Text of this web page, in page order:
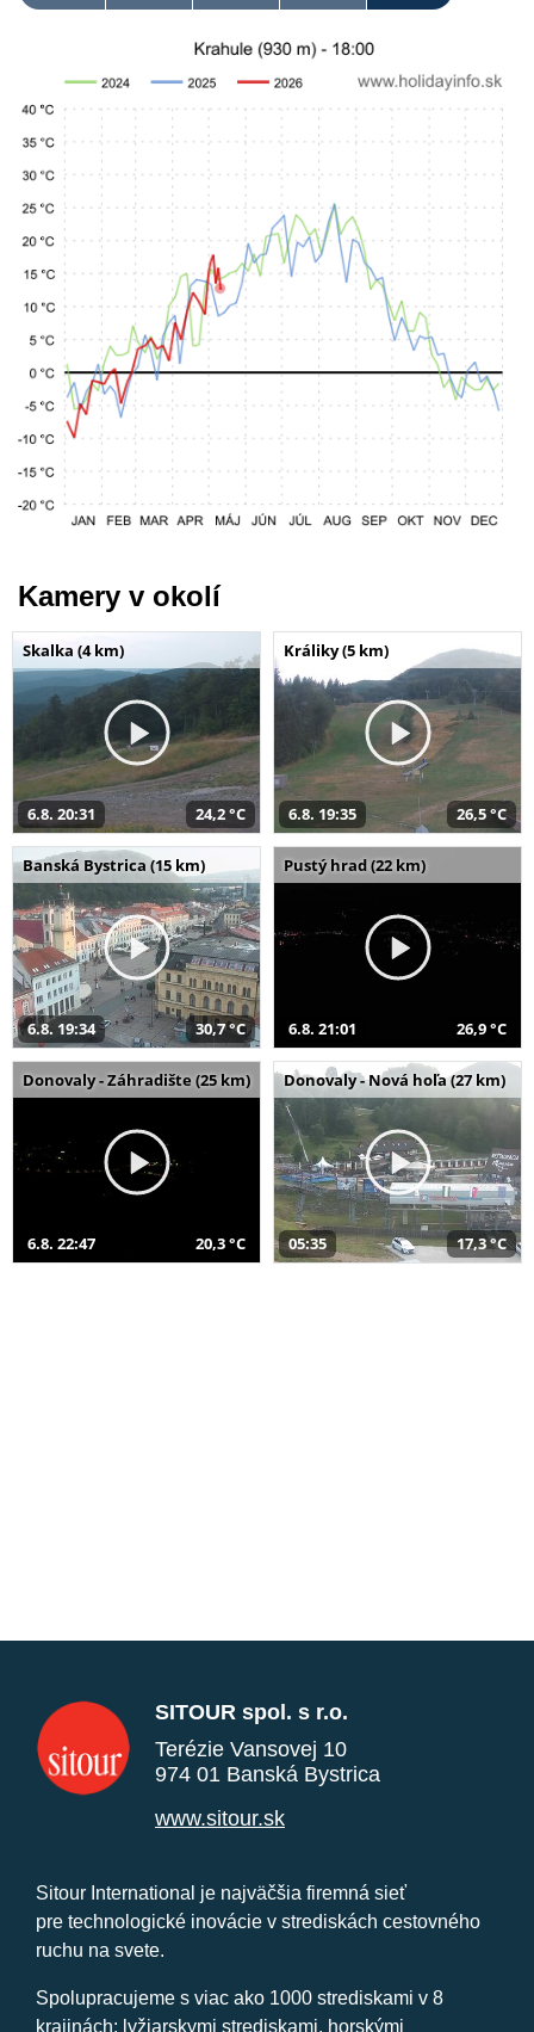
Kamery v okolí
Skalka (4 km)
6.8. 20:31 24,2 °C
Králiky (5 km)
6.8. 19:35 26,5 °C
Banská Bystrica (15 km)
6.8. 19:34 30,7 °C
Pustý hrad (22 km)
6.8. 21:01 26,9 °C
Donovaly - Záhradište (25 km)
6.8. 22:47 20,3 °C
Donovaly - Nová hoľa (27 km)
05:35 17,3 °C
SITOUR spol. s r.o.
Terézie Vansovej 10
974 01 Banská Bystrica
www.sitour.sk
Sitour International je najväčšia firemná sieť
pre technologické inovácie v strediskách cestovného
ruchu na svete.
Spolupracujeme s viac ako 1000 strediskami v 8
krajinách: lyžiarskymi strediskami, horskými